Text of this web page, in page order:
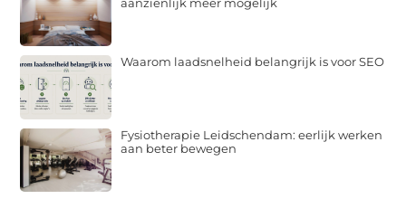
Waarom laadsnelheid belangrijk is voor SEO
Fysiotherapie Leidschendam: eerlijk werken
aan beter bewegen